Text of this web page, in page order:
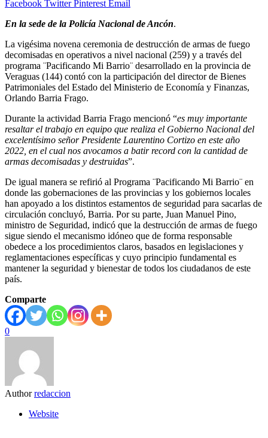
Facebook Twitter Pinterest Email
En la sede de la Policía Nacional de Ancón.
La vigésima novena ceremonia de destrucción de armas de fuego
decomisadas en operativos a nivel nacional (259) y a través del
programa ¨Pacificando Mi Barrio¨ desarrollado en la provincia de
Veraguas (144) contó con la participación del director de Bienes
Patrimoniales del Estado del Ministerio de Economía y Finanzas,
Orlando Barria Frago.
Durante la actividad Barria Frago mencionó “es muy importante
resaltar el trabajo en equipo que realiza el Gobierno Nacional del
excelentísimo señor Presidente Laurentino Cortizo en este año
2022, en el cual nos avocamos a batir record con la cantidad de
armas decomisadas y destruidas”.
De igual manera se refirió al Programa ¨Pacificando Mi Barrio¨ en
donde las gobernaciones de las provincias y los gobiernos locales
han apoyado a los distintos estamentos de seguridad para sacarlas de
circulación concluyó, Barria. Por su parte, Juan Manuel Pino,
ministro de Seguridad, indicó que la destrucción de armas de fuego
sigue siendo el mecanismo idóneo que de forma responsable
obedece a los procedimientos claros, basados en legislaciones y
reglamentaciones específicas y cuyo principio fundamental es
mantener la seguridad y bienestar de todos los ciudadanos de este
país.
Comparte
0
Author redaccion
Website